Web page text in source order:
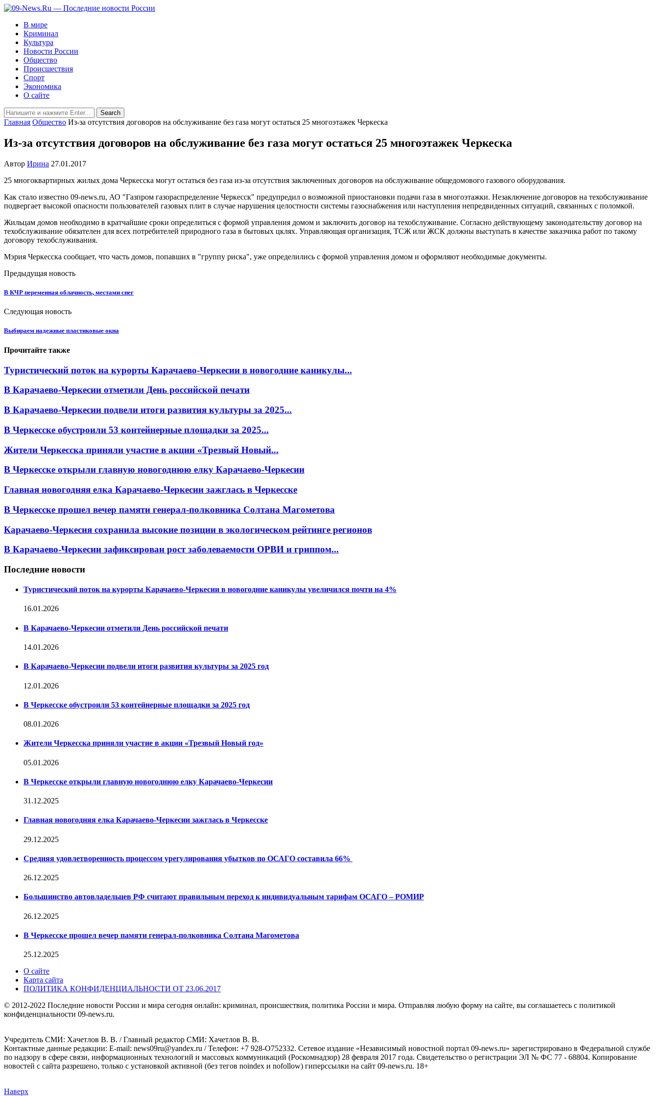
В мире
Криминал
Культура
Новости России
Общество
Происшествия
Спорт
Экономика
О сайте
Главная Общество Из-за отсутствия договоров на обслуживание без газа могут остаться 25 многоэтажек Черкеска
Из-за отсутствия договоров на обслуживание без газа могут остаться 25 многоэтажек Черкеска
Автор Ирина 27.01.2017
25 многоквартирных жилых дома Черкесска могут остаться без газа из-за отсутствия заключенных договоров на обслуживание общедомового газового оборудования.
Как стало известно 09-news.ru, АО "Газпром газораспределение Черкесск" предупредил о возможной приостановки подачи газа в многоэтажки. Незаключение договоров на техобслуживание
подвергает высокой опасности пользователей газовых плит в случае нарушения целостности системы газоснабжения или наступления непредвиденных ситуаций, связанных с поломкой.
Жильцам домов необходимо в кратчайшие сроки определиться с формой управления домом и заключить договор на техобслуживание. Согласно действующему законодательству договор на
техобслуживание обязателен для всех потребителей природного газа в бытовых цклях. Управляющая организация, ТСЖ или ЖСК должны выступать в качестве заказчика работ по такому
договору техобслуживания.
Мэрия Черкесска сообщает, что часть домов, попавших в "группу риска", уже определились с формой управления домом и оформляют необходимые документы.
Предыдущая новость
В КЧР переменная облачность, местами снег
Следующая новость
Выбираем надежные пластиковые окна
Прочитайте также
Туристический поток на курорты Карачаево-Черкесии в новогодние каникулы...
В Карачаево-Черкесии отметили День российской печати
В Карачаево-Черкесии подвели итоги развития культуры за 2025...
В Черкесске обустроили 53 контейнерные площадки за 2025...
Жители Черкесска приняли участие в акции «Трезвый Новый...
В Черкесске открыли главную новогоднюю елку Карачаево-Черкесии
Главная новогодняя елка Карачаево-Черкесии зажглась в Черкесске
В Черкесске прошел вечер памяти генерал-полковника Солтана Магометова
Карачаево-Черкесия сохранила высокие позиции в экологическом рейтинге регионов
В Карачаево-Черкесии зафиксирован рост заболеваемости ОРВИ и гриппом...
Последние новости
Туристический поток на курорты Карачаево-Черкесии в новогодние каникулы увеличился почти на 4%
16.01.2026
В Карачаево-Черкесии отметили День российской печати
14.01.2026
В Карачаево-Черкесии подвели итоги развития культуры за 2025 год
12.01.2026
В Черкесске обустроили 53 контейнерные площадки за 2025 год
08.01.2026
Жители Черкесска приняли участие в акции «Трезвый Новый год»
05.01.2026
В Черкесске открыли главную новогоднюю елку Карачаево-Черкесии
31.12.2025
Главная новогодняя елка Карачаево-Черкесии зажглась в Черкесске
29.12.2025
Средняя удовлетворенность процессом урегулирования убытков по ОСАГО составила 66%
26.12.2025
Большинство автовладельцев РФ считают правильным переход к индивидуальным тарифам ОСАГО – РОМИР
26.12.2025
В Черкесске прошел вечер памяти генерал-полковника Солтана Магометова
25.12.2025
О сайте
Карта сайта
ПОЛИТИКА КОНФИДЕНЦИАЛЬНОСТИ ОТ 23.06.2017
© 2012-2022 Последние новости России и мира сегодня онлайн: криминал, происшествия, политика России и мира. Отправляя любую форму на сайте, вы соглашаетесь с политикой
конфиденциальности 09-news.ru.
Учредитель СМИ: Хaчeтлoв B. B. / Главный редактор СМИ: Хaчeтлoв B. B.
Контактные данные редакции: E-mail: news09ru@yandex.ru / Телефон: +7 928-O752332. Сетевое издание «Независимый новостной портал 09-news.ru» зарегистрировано в Федеральной службе
по надзору в сфере связи, информационных технологий и массовых коммуникаций (Роскомнадзор) 28 февраля 2017 года. Свидетельство о регистрации ЭЛ № ФС 77 - 68804. Копирование
новостей с сайта разрешено, только с установкой активной (без тегов noindex и nofollow) гиперссылки на сайт 09-news.ru. 18+
Наверх